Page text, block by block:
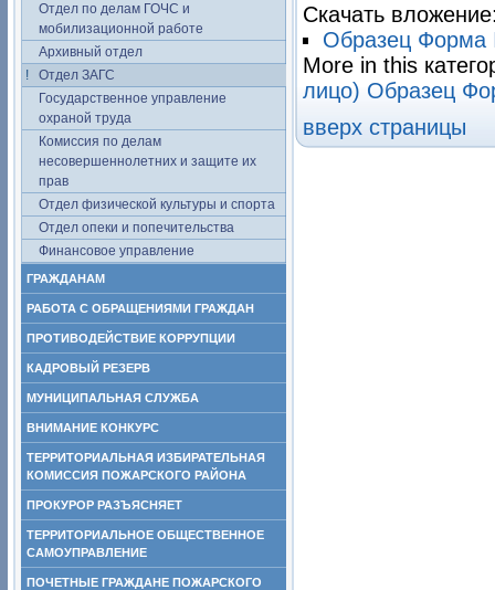
Отдел по делам ГОЧС и
мобилизационной работе
Архивный отдел
Отдел ЗАГС
Государственное управление
охраной труда
Комиссия по делам
несовершеннолетних и защите их
прав
Отдел физической культуры и спорта
Отдел опеки и попечительства
Финансовое управление
ГРАЖДАНАМ
РАБОТА С ОБРАЩЕНИЯМИ ГРАЖДАН
ПРОТИВОДЕЙСТВИЕ КОРРУПЦИИ
КАДРОВЫЙ РЕЗЕРВ
МУНИЦИПАЛЬНАЯ СЛУЖБА
ВНИМАНИЕ КОНКУРС
ТЕРРИТОРИАЛЬНАЯ ИЗБИРАТЕЛЬНАЯ
КОМИССИЯ ПОЖАРСКОГО РАЙОНА
ПРОКУРОР РАЗЪЯСНЯЕТ
ТЕРРИТОРИАЛЬНОЕ ОБЩЕСТВЕННОЕ
САМОУПРАВЛЕНИЕ
ПОЧЕТНЫЕ ГРАЖДАНЕ ПОЖАРСКОГО
Скачать
Образец Форма
More in this
лицо) Образец
вверх страницы